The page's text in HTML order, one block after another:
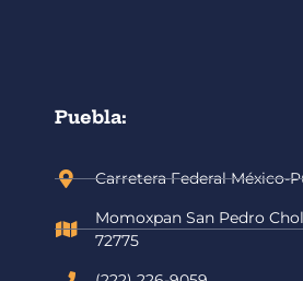
Puebla:
Carretera Federal México-
Momoxpan San Pedro
72775